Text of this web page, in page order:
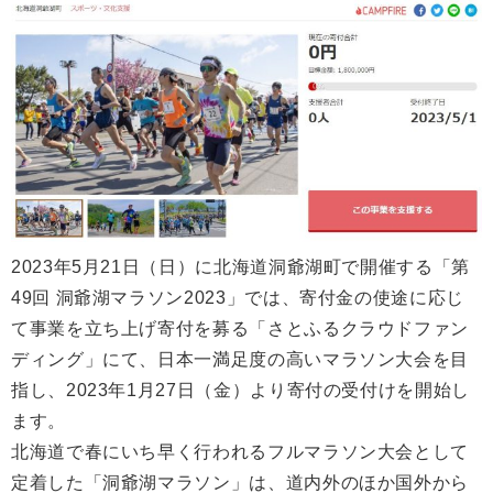
2023年5月21日（日）に北海道洞爺湖町で開催する「第
49回 洞爺湖マラソン2023」では、寄付金の使途に応じ
て事業を立ち上げ寄付を募る「さとふるクラウドファン
ディング」にて、日本一満足度の高いマラソン大会を目
指し、2023年1月27日（金）より寄付の受付けを開始し
ます。
北海道で春にいち早く行われるフルマラソン大会として
定着した「洞爺湖マラソン」は、道内外のほか国外から